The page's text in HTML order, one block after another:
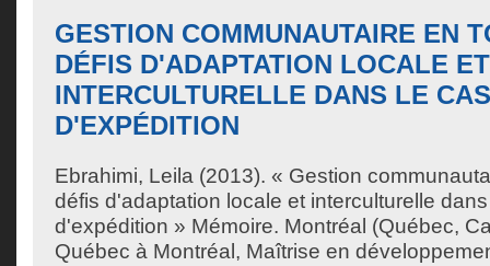
GESTION COMMUNAUTAIRE EN
DÉFIS D'ADAPTATION LOCALE ET
INTERCULTURELLE DANS LE
D'EXPÉDITION
Ebrahimi, Leila (2013). « Gestion
défis d'adaptation locale et interculturelle
d'expédition » Mémoire. Montréal (Québec,
Québec à Montréal, Maîtrise en